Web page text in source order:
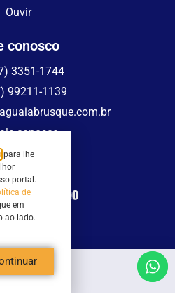
Ouvir
conosco
3351-1744
99211-1139
conosco
seguro
Rádio Araguaia de Brusque Ltda -
para lhe
portal.
de
em
ao lado.